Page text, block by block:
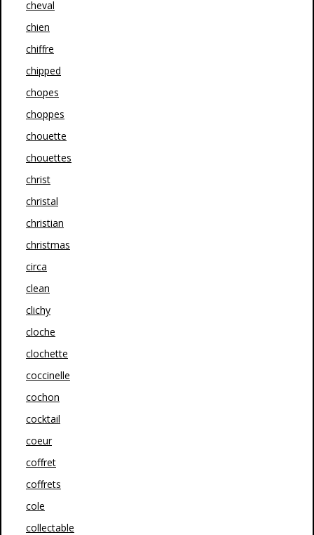
cheval
chien
chiffre
chipped
chopes
choppes
chouette
chouettes
christ
christal
christian
christmas
circa
clean
clichy
cloche
clochette
coccinelle
cochon
cocktail
coeur
coffret
coffrets
cole
collectable